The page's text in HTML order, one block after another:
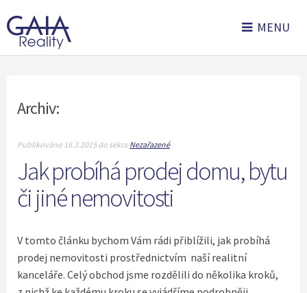
MENU
Archiv:
Publikováno 16.3.2015 do sekceNezařazené
Jak probíhá prodej domu, bytu
či jiné nemovitosti
V tomto článku bychom Vám rádi přiblížili, jak probíhá
prodej nemovitosti prostřednictvím naší realitní
kanceláře. Celý obchod jsme rozdělili do několika kroků,